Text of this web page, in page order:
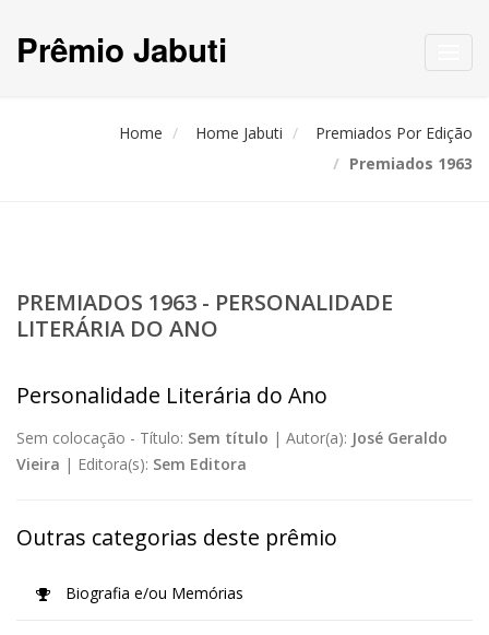
Prêmio Jabuti
Home Home Jabuti
Premiados Por Edição
Premiados 1963
PREMIADOS 1963 - PERSONALIDADE
LITERÁRIA DO ANO
Personalidade Literária do Ano
Sem colocação - Título: Sem título | Autor(a): José Geraldo
Vieira | Editora(s): Sem Editora
Outras categorias deste prêmio
Biografia e/ou Memórias